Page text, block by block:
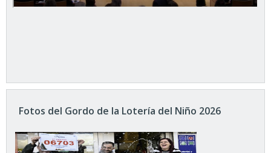
Fotos del Gordo de la Lotería del Niño 2026